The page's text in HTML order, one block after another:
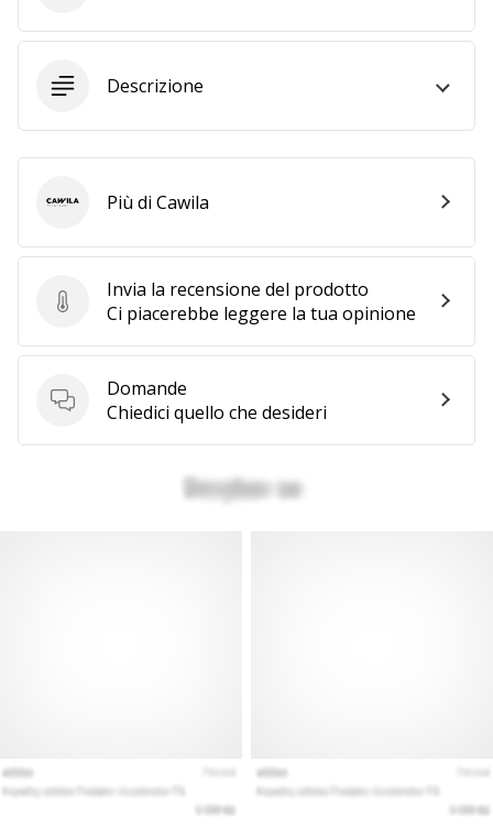
Descrizione
Invia la recensione del prodotto
Invia la recensione del prodotto
Ci piacerebbe leggere la tua opinione
Domande
Domande
Chiedici quello che desideri
CawilaPiù di Cawila